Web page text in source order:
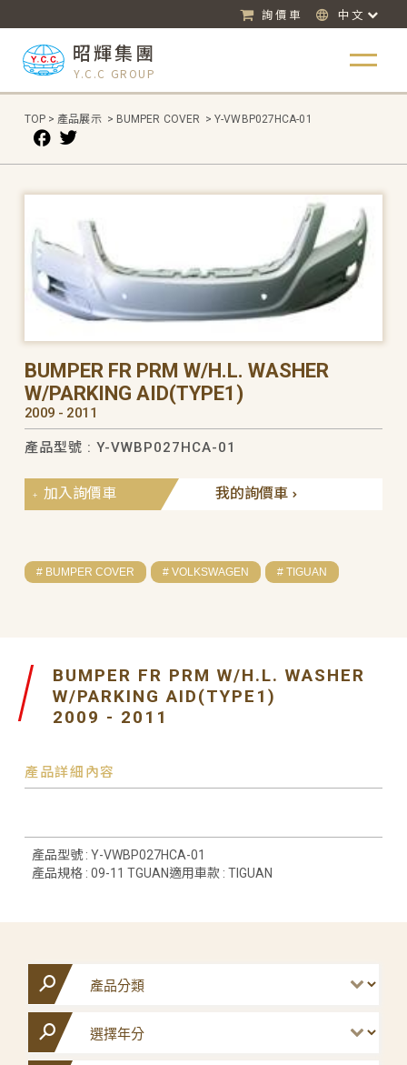
詢價車 中文
昭輝集團
Y.C.C GROUP
TOP > 產品展示 > BUMPER COVER > Y-VWBP027HCA-01
BUMPER FR PRM W/H.L. WASHER
W/PARKING AID(TYPE1)
2009 - 2011
產品型號 : Y-VWBP027HCA-01
我的詢價車
加入詢價車
# BUMPER COVER # VOLKSWAGEN # TIGUAN
BUMPER FR PRM W/H.L. WASHER
W/PARKING AID(TYPE1)
2009 - 2011
產品詳細內容
產品型號 : Y-VWBP027HCA-01
產品規格 : 09-11 TGUAN適用車款 : TIGUAN